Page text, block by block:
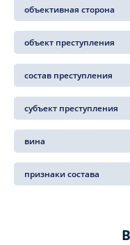
объективная сторона
объект преступления
состав преступления
субъект преступления
вина
признаки состава